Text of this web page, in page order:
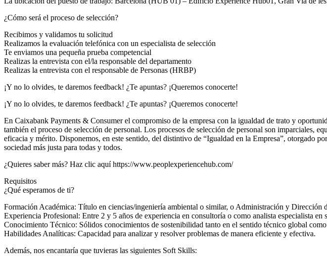
¿Cómo será el proceso de selección?
Recibimos y validamos tu solicitud
Realizamos la evaluación telefónica con un especialista de selección
Te enviamos una pequeña prueba competencial
Realizas la entrevista con el/la responsable del departamento
Realizas la entrevista con el responsable de Personas (HRBP)
¡Y no lo olvides, te daremos feedback! ¿Te apuntas? ¡Queremos conocerte!
¡Y no lo olvides, te daremos feedback! ¿Te apuntas? ¡Queremos conocerte!
En Caixabank Payments & Consumer el compromiso de la empresa con la igualdad de trato y
también el proceso de selección de personal. Los procesos de selección de personal son imparciales,
eficacia y mérito. Disponemos, en este sentido, del distintivo de “Igualdad en la Empresa”, otorgado
sociedad más justa para todas y todos.
¿Quieres saber más? Haz clic aquí https://www.peoplexperiencehub.com/
Requisitos
¿Qué esperamos de ti?
Formación Académica: Título en ciencias/ingeniería ambiental o similar, o Administración y Dirección
Experiencia Profesional: Entre 2 y 5 años de experiencia en consultoría o como analista especialista en
Conocimiento Técnico: Sólidos conocimientos de sostenibilidad tanto en el sentido técnico global
Habilidades Analíticas: Capacidad para analizar y resolver problemas de manera eficiente y efectiva.
Además, nos encantaría que tuvieras las siguientes Soft Skills: